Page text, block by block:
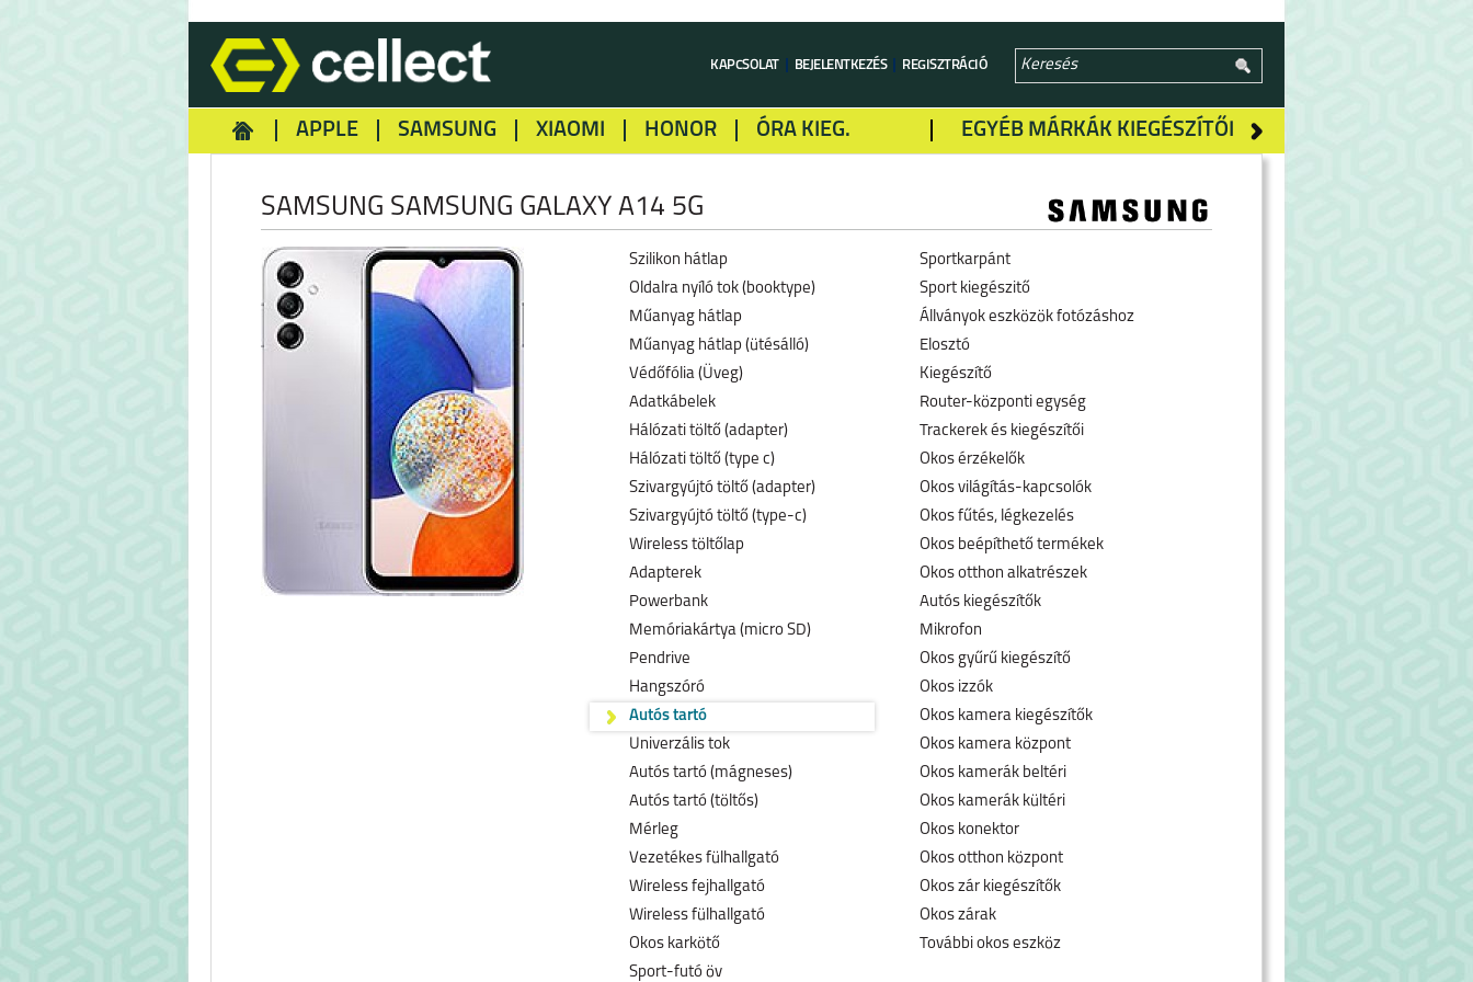
KAPCSOLAT BEJELENTKEZÉS REGISZTRÁCIÓ
EGYÉB MÁRKÁK KIEGÉSZÍTŐI
APPLE SAMSUNG XIAOMI HONOR ÓRA KIEG.
SAMSUNG SAMSUNG GALAXY A14 5G
Szilikon hátlap
Oldalra nyíló tok (booktype)
Műanyag hátlap
Műanyag hátlap (ütésálló)
Védőfólia (Üveg)
Adatkábelek
Hálózati töltő (adapter)
Hálózati töltő (type c)
Szivargyújtó töltő (adapter)
Szivargyújtó töltő (type-c)
Wireless töltőlap
Adapterek
Powerbank
Memóriakártya (micro SD)
Pendrive
Hangszóró
Autós tartó
Univerzális tok
Autós tartó (mágneses)
Autós tartó (töltős)
Mérleg
Vezetékes fülhallgató
Wireless fejhallgató
Wireless fülhallgató
Okos karkötő
Sport-futó öv
Sportkarpánt
Sport kiegészitő
Állványok eszközök fotózáshoz
Elosztó
Kiegészítő
Router-központi egység
Trackerek és kiegészítői
Okos érzékelők
Okos világítás-kapcsolók
Okos fűtés, légkezelés
Okos beépíthető termékek
Okos otthon alkatrészek
Autós kiegészítők
Mikrofon
Okos gyűrű kiegészítő
Okos izzók
Okos kamera kiegészítők
Okos kamera központ
Okos kamerák beltéri
Okos kamerák kültéri
Okos konektor
Okos otthon központ
Okos zár kiegészítők
Okos zárak
További okos eszköz